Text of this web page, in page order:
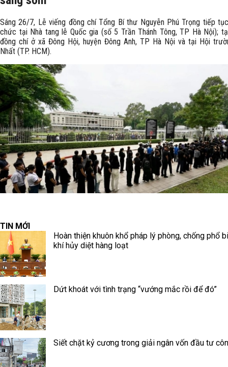
Sáng 26/7, Lễ viếng đồng chí Tổng Bí thư Nguyễn Phú Trọng tiếp
chức tại Nhà tang lễ Quốc gia (số 5 Trần Thánh Tông, TP Hà Nội);
đồng chí ở xã Đông Hội, huyện Đông Anh, TP Hà Nội và tại Hội
Nhất (TP. HCM).
TIN MỚI
Hoàn thiện khuôn khổ pháp lý phòng, chống phổ
khí hủy diệt hàng loạt
Dứt khoát với tình trạng “vướng mắc rồi để đó”
Siết chặt kỷ cương trong giải ngân vốn đầu tư